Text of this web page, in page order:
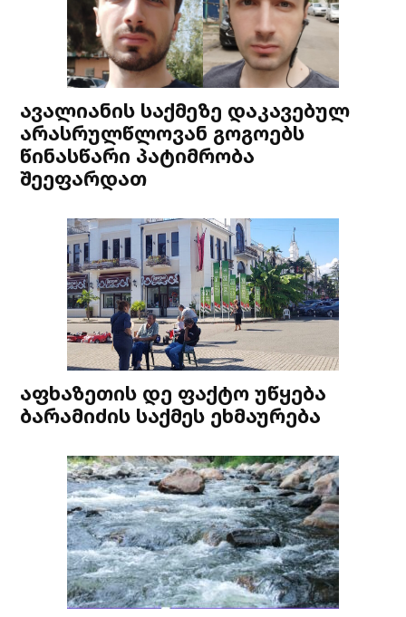
ავალიანის საქმეზე დაკავებულ
არასრულწლოვან გოგოებს
წინასწარი პატიმრობა
შეეფარდათ
აფხაზეთის დე ფაქტო უწყება
ბარამიძის საქმეს ეხმაურება